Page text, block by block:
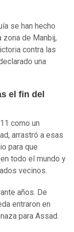
se han hecho
de Manbij,
contra las
una
el fin del
como un
arrastró a esas
para que
todo el mundo y
vecinos.
años. De
entraron en
para Assad.